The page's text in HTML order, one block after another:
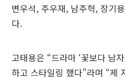
변우석, 주우재, 남주혁, 장기
다.
고태용은 “드라마 ‘꽃보다 남
하고 스타일링 했다”라며 “제